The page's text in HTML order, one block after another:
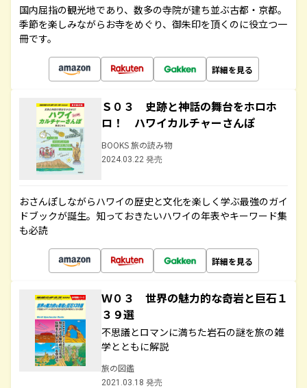
国内屈指の観光地であり、数多の寺院が建ち並ぶ古都・京都。
季節を楽しみながらお寺をめぐり、御朱印を頂くのに役立つ一
冊です。
詳細を見る
Ｓ０３ 史跡と神話の舞台をホロホ
ロ！ ハワイカルチャーさんぽ
BOOKS 旅の読み物
2024.03.22 発売
おさんぽしながらハワイの歴史と文化を楽しく学ぶ最強のガイ
ドブックが誕生。知っておきたいハワイの年表やキーワード集
も必読
詳細を見る
Ｗ０３ 世界の魅力的な奇岩と巨石１
３９選
不思議とロマンに満ちた岩石の謎を旅の雑
学とともに解説
旅の図鑑
2021.03.18 発売